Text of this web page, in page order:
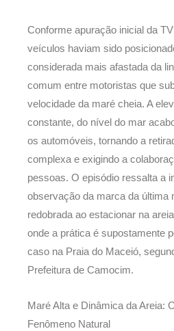
Conforme apuração inicial da
veículos haviam sido
considerada mais afastada da
comum entre motoristas que
velocidade da maré cheia. A
constante, do nível do mar
os automóveis, tornando a
complexa e exigindo a
pessoas. O episódio ressalta a
observação da marca da última
redobrada ao estacionar na
onde a prática é supostamente
caso na Praia do Maceió,
Prefeitura de Camocim.
Maré Alta e Dinâmica da Areia:
Fenômeno Natural